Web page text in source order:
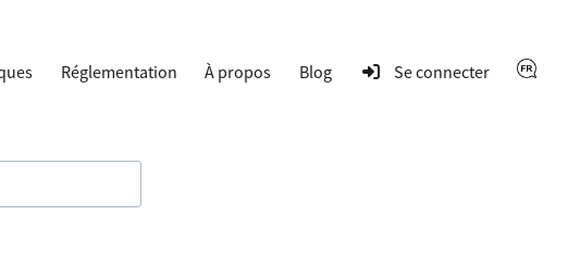
Réglementation À propos Blog Se connecter